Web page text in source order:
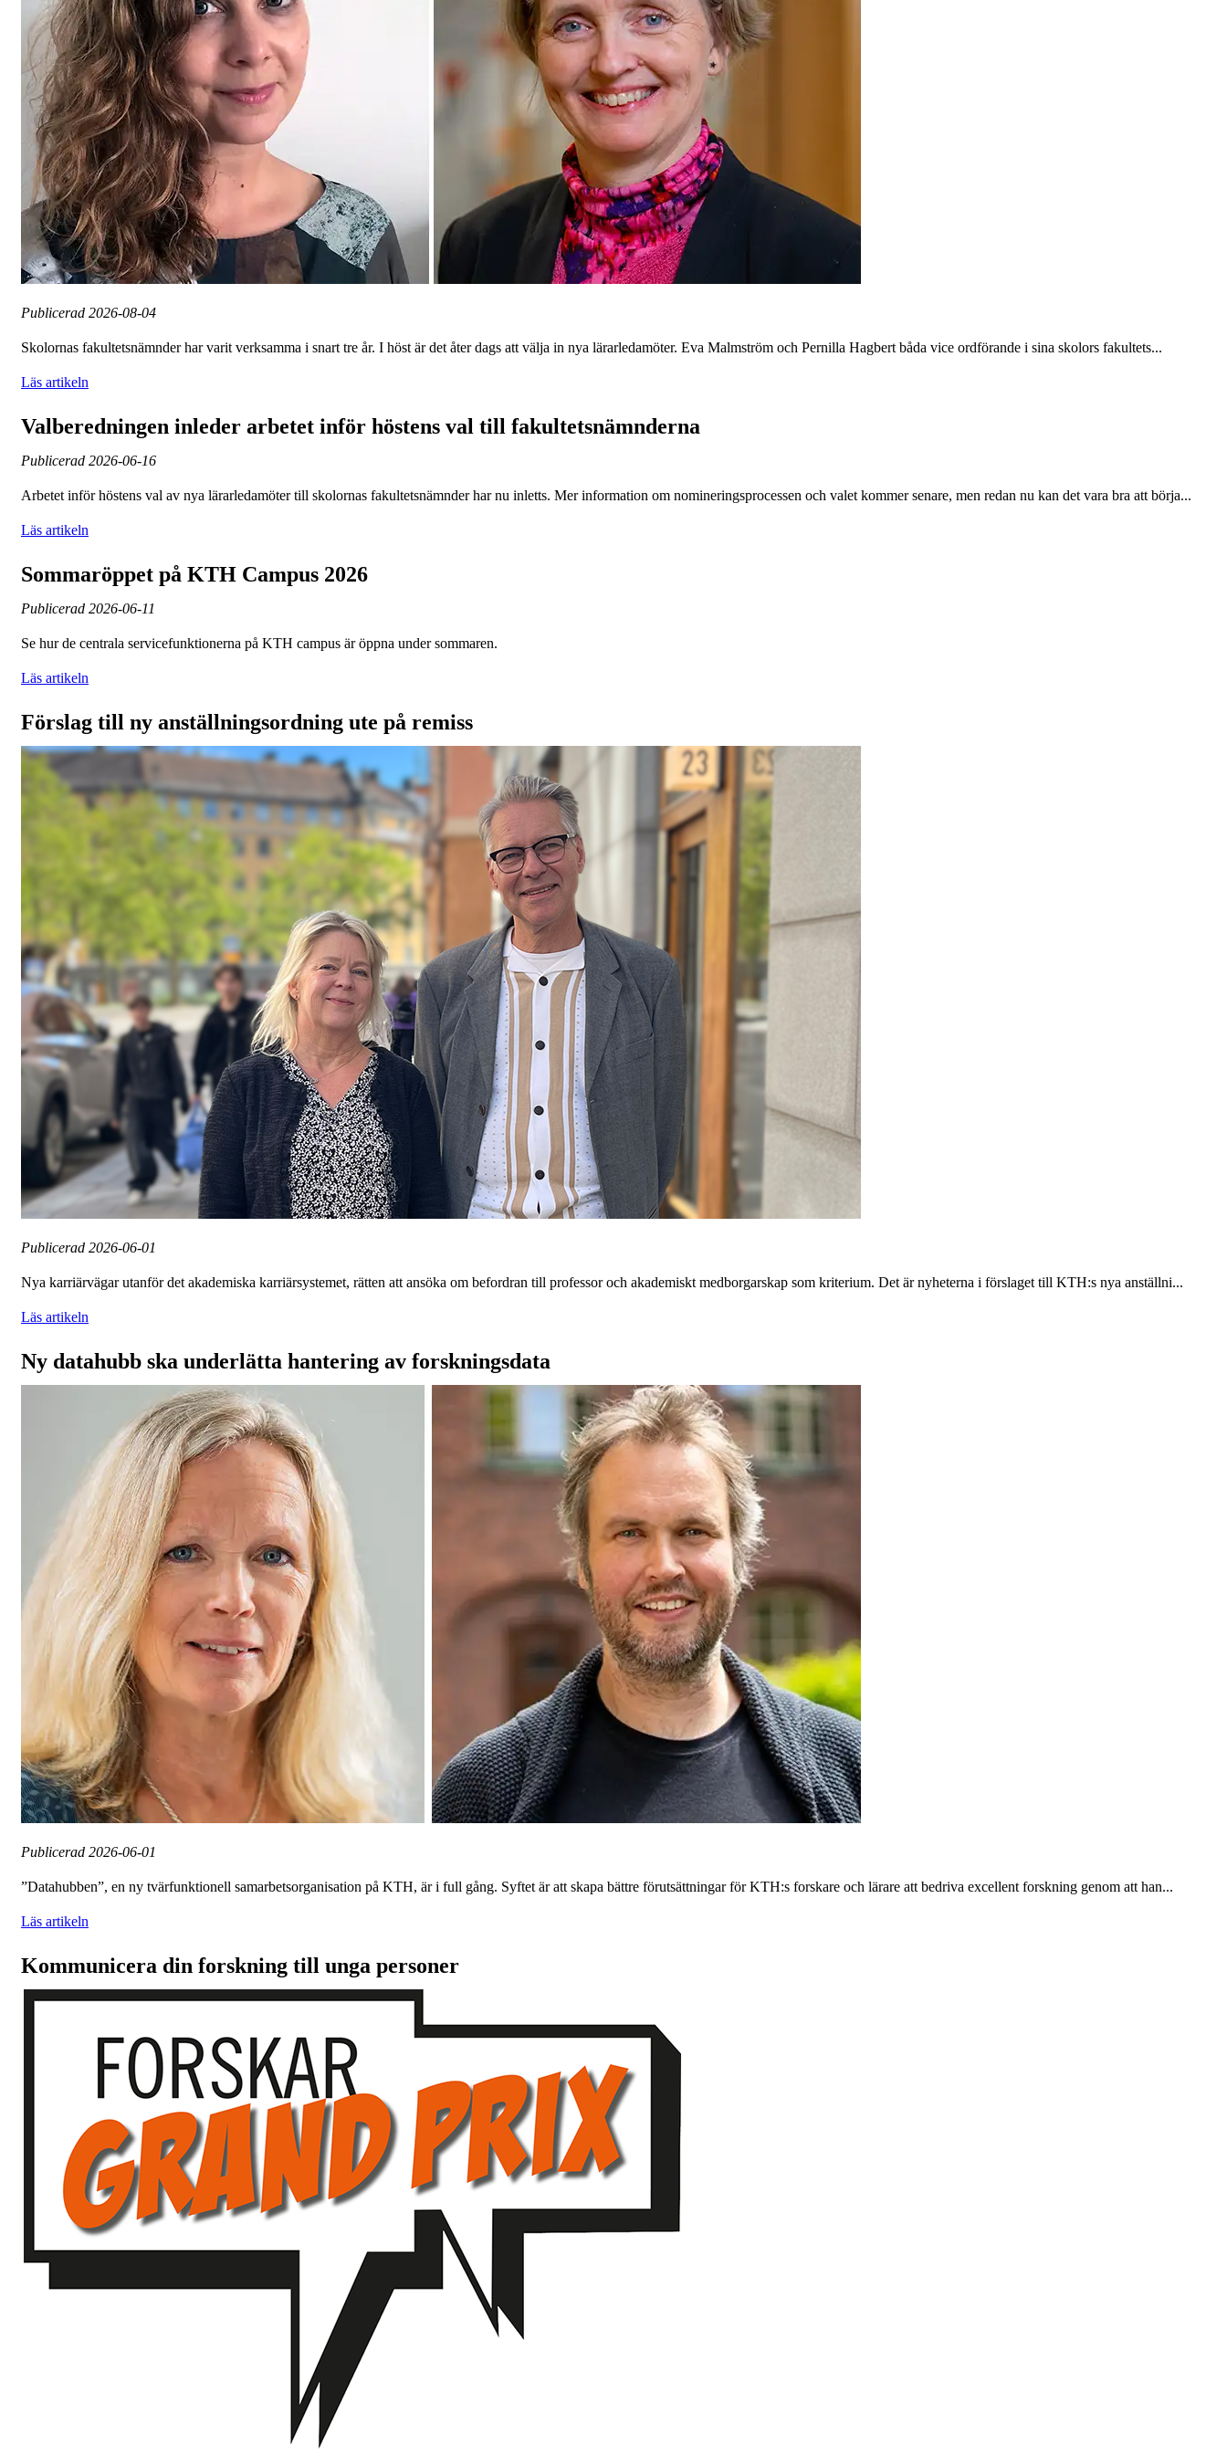
Publicerad 2026-08-04
Skolornas fakultetsnämnder har varit verksamma i snart tre år. I höst är det åter dags att välja in nya lärarledamöter. Eva Malmström och Pernilla Hagbert båda vice ordförande i sina skolors fakultets...
Läs artikeln
Valberedningen inleder arbetet inför höstens val till fakultetsnämnderna
Publicerad 2026-06-16
Arbetet inför höstens val av nya lärarledamöter till skolornas fakultetsnämnder har nu inletts. Mer information om nomineringsprocessen och valet kommer senare, men redan nu kan det vara bra att börja...
Läs artikeln
Sommaröppet på KTH Campus 2026
Publicerad 2026-06-11
Se hur de centrala servicefunktionerna på KTH campus är öppna under sommaren.
Läs artikeln
Förslag till ny anställningsordning ute på remiss
Publicerad 2026-06-01
Nya karriärvägar utanför det akademiska karriärsystemet, rätten att ansöka om befordran till professor och akademiskt medborgarskap som kriterium. Det är nyheterna i förslaget till KTH:s nya anställni...
Läs artikeln
Ny datahubb ska underlätta hantering av forskningsdata
Publicerad 2026-06-01
”Datahubben”, en ny tvärfunktionell samarbetsorganisation på KTH, är i full gång. Syftet är att skapa bättre förutsättningar för KTH:s forskare och lärare att bedriva excellent forskning genom att han...
Läs artikeln
Kommunicera din forskning till unga personer